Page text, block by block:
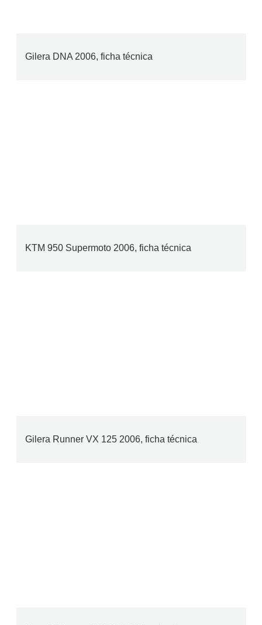
Gilera DNA 2006, ficha técnica
KTM 950 Supermoto 2006, ficha técnica
Gilera Runner VX 125 2006, ficha técnica